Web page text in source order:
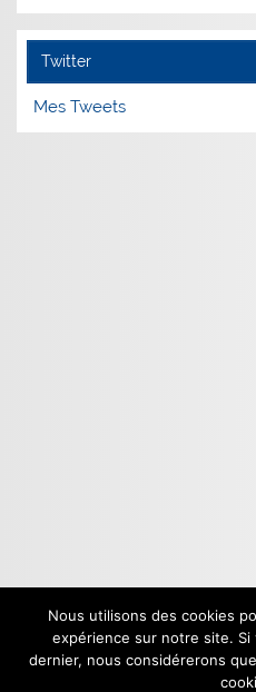
Twitter
Mes Tweets
Mentions
Nous utilisons des cookies
expérience sur notre site.
dernier, nous considérerons